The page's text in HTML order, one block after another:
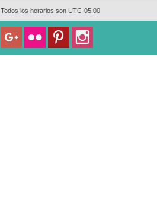
Todos los horarios son UTC-05:00